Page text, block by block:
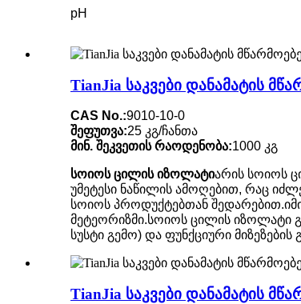
pH
TianJia საკვები დანამატის
CAS No.:9010-10-0
შეფუთვა:25 კგ/ჩანთა
მინ. შეკვეთის რაოდენობა:1000 კგ
სოიოს ცილის იზოლატიარის სოიოს
უმეტესი ნაწილის ამოღებით, რაც
სოიოს პროდუქტებთან
მეტეორიზმი.სოიოს ცილის იზოლატი
სუსტი გემო) და ფუნქციური
TianJia საკვები დანამატის